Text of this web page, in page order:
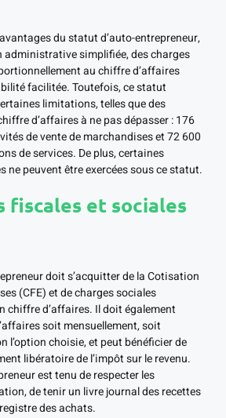
du statut d’auto-entrepreneur,
administrative simplifiée, des charges
au chiffre d’affaires
facilitée. Toutefois, ce statut
limitations, telles que des
d’affaires à ne pas dépasser : 176
de vente de marchandises et 72 600
de services. De plus, certaines
ne peuvent être exercées sous ce statut.
fiscales et sociales
doit s’acquitter de la Cotisation
(CFE) et de charges sociales
chiffre d’affaires. Il doit également
soit mensuellement, soit
l’option choisie, et peut bénéficier de
libératoire de l’impôt sur le revenu.
est tenu de respecter les
de tenir un livre journal des recettes
des achats.